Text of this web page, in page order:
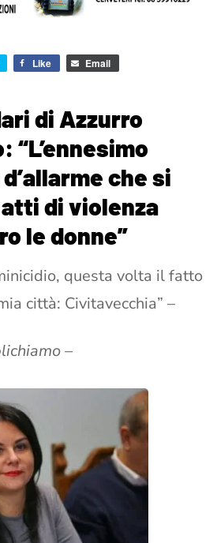
Like Email
di Azzurro
“L’ennesimo
che si
di violenza
le donne”
questa volta il fatto
città: Civitavecchia” –
–